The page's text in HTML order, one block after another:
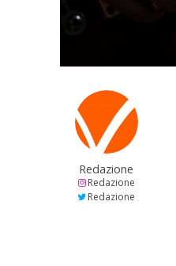
Redazione
Redazione
Redazione